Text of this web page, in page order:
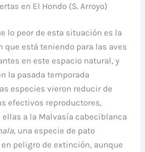
en El Hondo (S. Arroyo)
lo peor de esta situación es la
que está teniendo para las aves
en este espacio natural, y
la pasada temporada
especies vieron reducir de
efectivos reproductores,
a la Malvasía cabeciblanca
una especie de pato
peligro de extinción, aunque